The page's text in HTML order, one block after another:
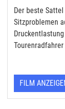
Der beste
Sitzproblemen
FILM